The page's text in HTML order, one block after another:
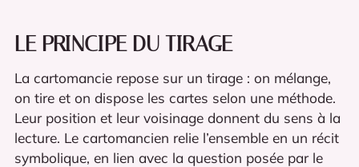
LE PRINCIPE DU TIRAGE
La cartomancie repose sur un tirage : on mélange,
on tire et on dispose les cartes selon une méthode.
Leur position et leur voisinage donnent du sens à la
lecture. Le cartomancien relie l’ensemble en un récit
symbolique, en lien avec la question posée par le